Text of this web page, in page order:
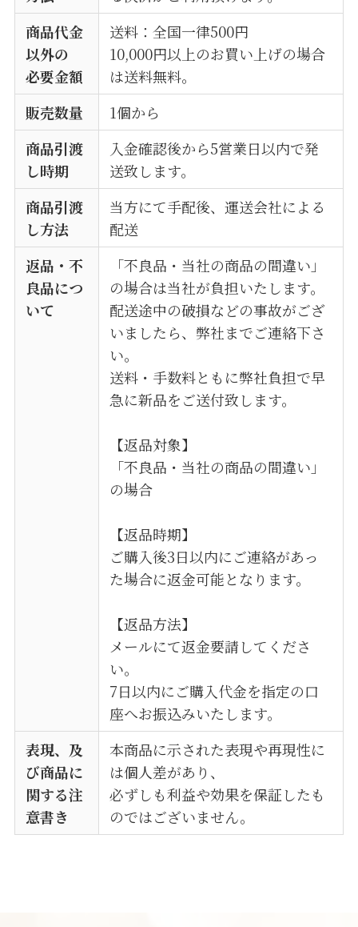
商品代金
以外の
必要金額
送料：全国一律500円
10,000円以上のお買い上げの場合
は送料無料。
販売数量
1個から
商品引渡
し時期
入金確認後から5営業日以内で発
送致します。
商品引渡
し方法
当方にて手配後、運送会社による
配送
返品・不
良品につ
いて
「不良品・当社の商品の間違い」
の場合は当社が負担いたします。
配送途中の破損などの事故がござ
いましたら、弊社までご連絡下さ
い。
送料・手数料ともに弊社負担で早
急に新品をご送付致します。
【返品対象】
「不良品・当社の商品の間違い」
の場合
【返品時期】
ご購入後3日以内にご連絡があっ
た場合に返金可能となります。
【返品方法】
メールにて返金要請してくださ
い。
7日以内にご購入代金を指定の口
座へお振込みいたします。
表現、及
び商品に
関する注
意書き
本商品に示された表現や再現性に
は個人差があり、
必ずしも利益や効果を保証したも
のではございません。